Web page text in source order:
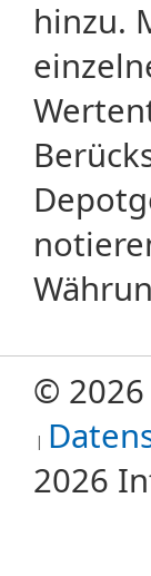
hinzu.
© 2026
2026